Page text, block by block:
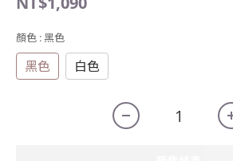
顏色 : 黑色
黑色 白色